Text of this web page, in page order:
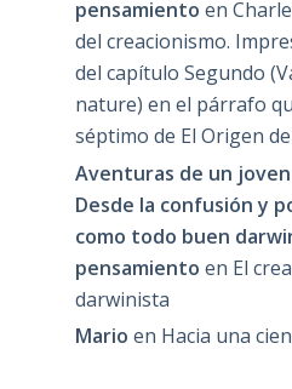
pensamiento en
del creacionismo.
del capítulo Segundo
nature) en el párrafo
séptimo de El Origen
Aventuras de un
Desde la confusión y
como todo buen
pensamiento en El
darwinista
Mario en Hacia una